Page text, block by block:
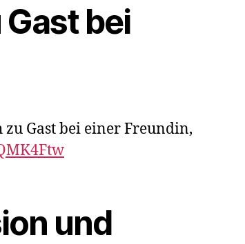
bei
Gast bei einer Freundin,
und